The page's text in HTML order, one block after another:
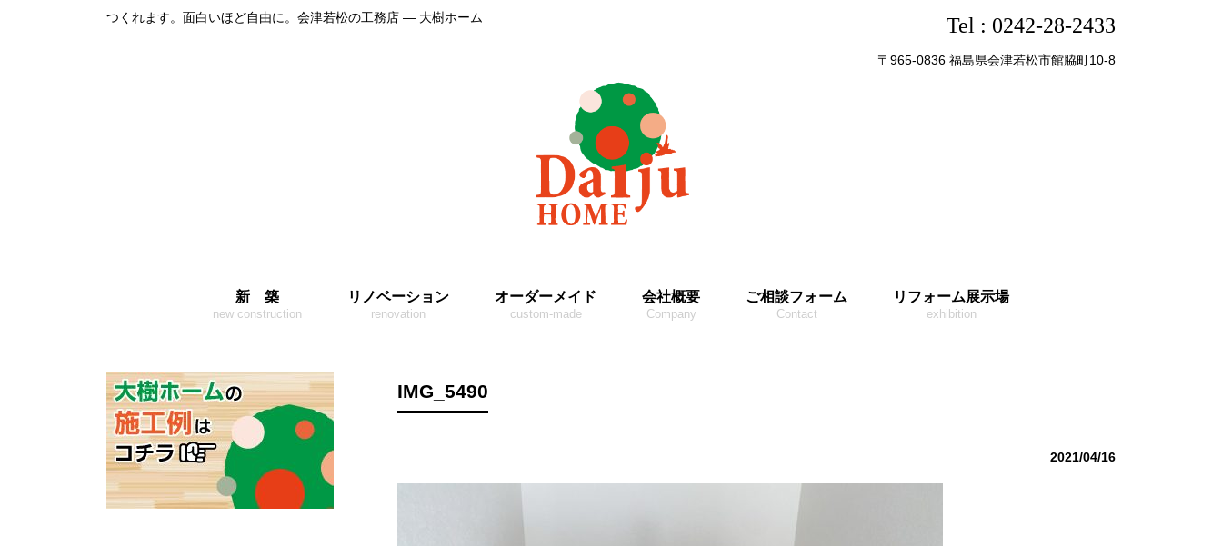
Tel : 0242-28-2433
〒965-0836 福島県会津若松市館脇町10-8
つくれます。面白いほど自由に。会津若松の工務店 ― 大樹ホーム
新 築
new construction
リノベーション
renovation
オーダーメイド
custom-made
会社概要
Company
ご相談フォーム
Contact
リフォーム展示場
exhibition
IMG_5490
2021/04/16